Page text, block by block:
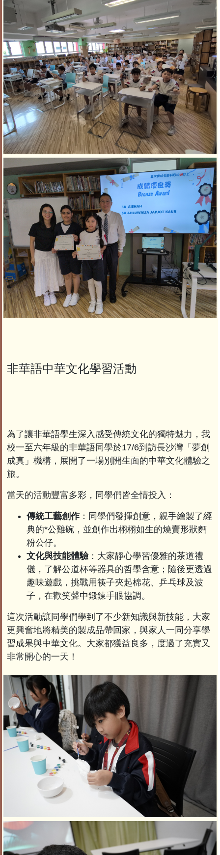
非華語中華文化學習活動
為了讓非華語學生深入感受傳統文化的獨特魅力，我
校一至六年級的非華語同學於17/6到訪長沙灣「夢創
成真」機構，展開了一場別開生面的中華文化體驗之
旅。
當天的活動豐富多彩，同學們皆全情投入：
傳統工藝創作：同學們發揮創意，親手繪製了經
典的*公雞碗，並創作出栩栩如生的燒賣形狀麪
粉公仔。
文化與技能體驗：大家靜心學習優雅的茶道禮
儀，了解公道杯等器具的哲學含意；隨後更透過
趣味遊戲，挑戰用筷子夾起棉花、乒乓球及波
子，在歡笑聲中鍛鍊手眼協調。
這次活動讓同學們學到了不少新知識與新技能，大家
更興奮地將精美的製成品帶回家，與家人一同分享學
習成果與中華文化。大家都獲益良多，度過了充實又
非常開心的一天！